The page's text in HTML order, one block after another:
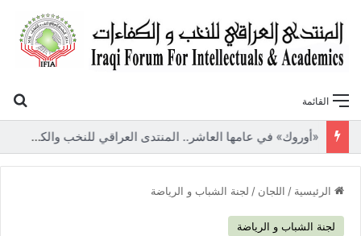
القائمة
«أوروك» في عامها العاشر.. المنتدى العراقي للنخب والكفاءات يصدر عددًا جديدًا ببحوث علمية تعالج قضايا الاقتصاد والطاقة
الرئيسية / اللجان / لجنة الشباب و الرياضة
لجنة الشباب و الرياضة